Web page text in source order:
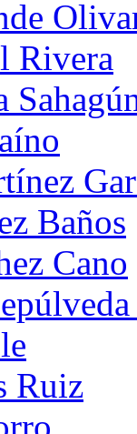
Rivera
Baños
Cano
Ruiz